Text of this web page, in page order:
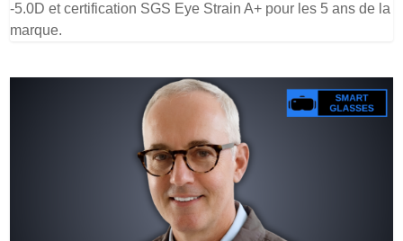
-5.0D et certification SGS Eye Strain A+ pour les 5 ans de la
marque.